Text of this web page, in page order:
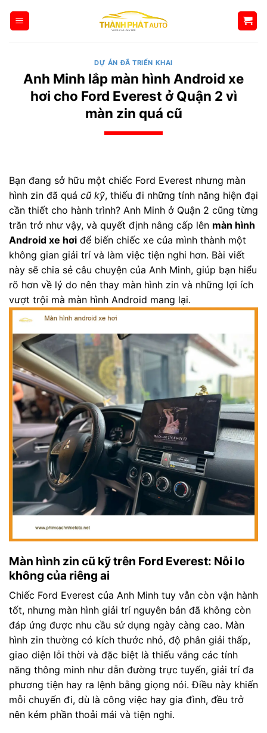
qua
DỰ ÁN ĐÃ TRIỂN KHAI
Anh Minh lắp màn hình Android xe
hơi cho Ford Everest ở Quận 2 vì
màn zin quá cũ
Bạn đang sở hữu một chiếc Ford Everest nhưng màn
hình zin đã quá cũ kỹ, thiếu đi những tính năng hiện đại
cần thiết cho hành trình? Anh Minh ở Quận 2 cũng từng
trăn trở như vậy, và quyết định nâng cấp lên màn hình
Android xe hơi để biến chiếc xe của mình thành một
không gian giải trí và làm việc tiện nghi hơn. Bài viết
này sẽ chia sẻ câu chuyện của Anh Minh, giúp bạn hiểu
rõ hơn về lý do nên thay màn hình zin và những lợi ích
vượt trội mà màn hình Android mang lại.
Màn hình zin cũ kỹ trên Ford Everest: Nỗi lo
không của riêng ai
Chiếc Ford Everest của Anh Minh tuy vẫn còn vận hành
tốt, nhưng màn hình giải trí nguyên bản đã không còn
đáp ứng được nhu cầu sử dụng ngày càng cao. Màn
hình zin thường có kích thước nhỏ, độ phân giải thấp,
giao diện lỗi thời và đặc biệt là thiếu vắng các tính
năng thông minh như dẫn đường trực tuyến, giải trí đa
phương tiện hay ra lệnh bằng giọng nói. Điều này khiến
mỗi chuyến đi, dù là công việc hay gia đình, đều trở
nên kém phần thoải mái và tiện nghi.